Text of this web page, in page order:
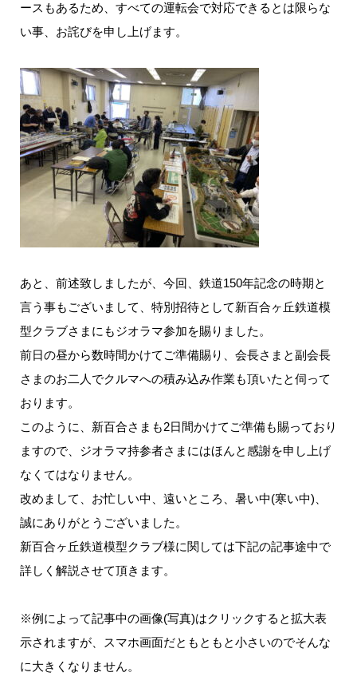
ースもあるため、すべての運転会で対応できるとは限らな
い事、お詫びを申し上げます。
あと、前述致しましたが、今回、鉄道150年記念の時期と
言う事もございまして、特別招待として新百合ヶ丘鉄道模
型クラブさまにもジオラマ参加を賜りました。
前日の昼から数時間かけてご準備賜り、会長さまと副会長
さまのお二人でクルマへの積み込み作業も頂いたと伺って
おります。
このように、新百合さまも2日間かけてご準備も賜っており
ますので、ジオラマ持参者さまにはほんと感謝を申し上げ
なくてはなりません。
改めまして、お忙しい中、遠いところ、暑い中(寒い中)、
誠にありがとうございました。
新百合ヶ丘鉄道模型クラブ様に関しては下記の記事途中で
詳しく解説させて頂きます。
※例によって記事中の画像(写真)はクリックすると拡大表
示されますが、スマホ画面だともともと小さいのでそんな
に大きくなりません。